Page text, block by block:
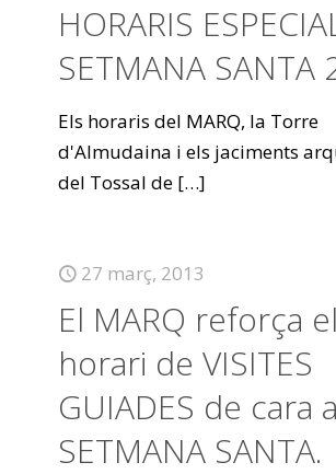
HORARIS
SETMANA SANTA
Els horaris del MARQ, la Torre
d'Almudaina i els jaciments
del Tossal de […]
27 març, 2013
El MARQ reforça
horari de VISITES
GUIADES de cara
SETMANA SANTA.